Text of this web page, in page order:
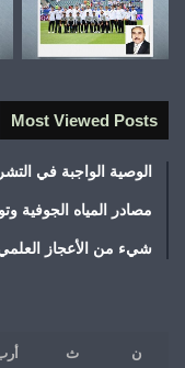
Most Viewed Posts
الوصية الواجبة في
مصادر المياه الجوفية
شيء من الأعجاز
ن ث